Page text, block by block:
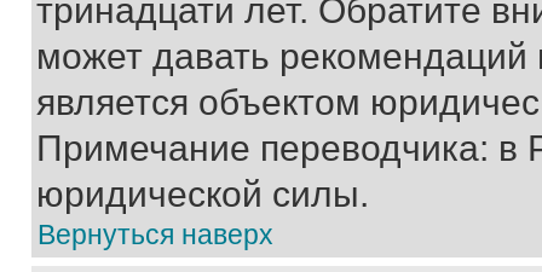
тринадцати лет. Обратите
может давать
является объектом
Примечание переводчика: в
юридической силы.
Вернуться наверх